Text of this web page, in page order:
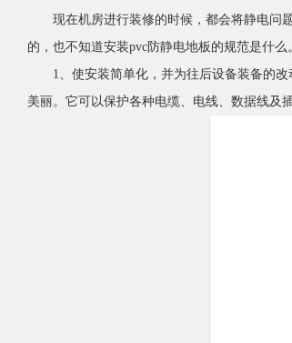
现在机房进行装修的时候，都会将静电问
的，也不知道安装pvc防静电地板的规范是什
1、使安装简单化，并为往后设备装备的改
美丽。它可以保护各种电缆、电线、数据线及